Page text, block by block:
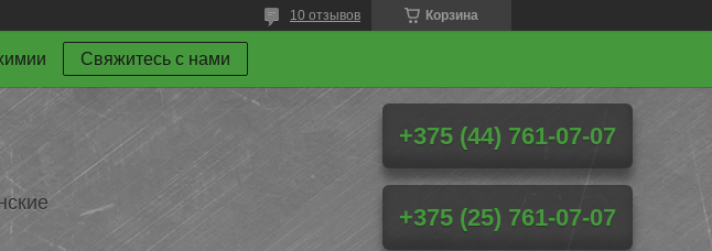
Корзина
10 отзывов
Свяжитесь с нами
+375 (44) 761-07-07
+375 (25) 761-07-07